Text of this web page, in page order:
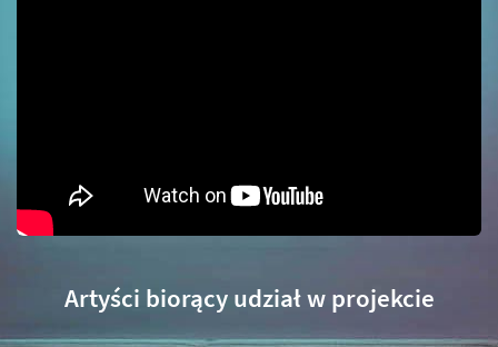
Artyści biorący udział w projekcie